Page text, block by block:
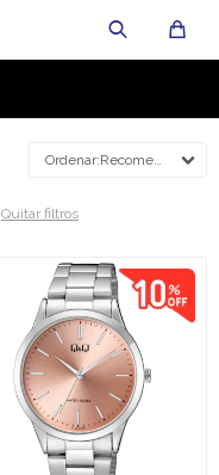
Recomendados
Quitar filtros